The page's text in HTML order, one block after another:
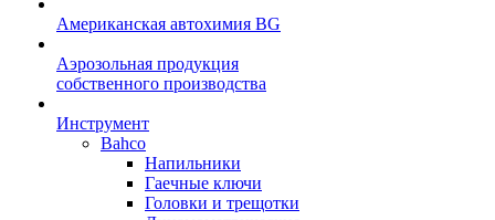
Американская автохимия BG
Аэрозольная продукция
собственного производства
Инструмент
Bahco
Напильники
Гаечные ключи
Головки и трещотки